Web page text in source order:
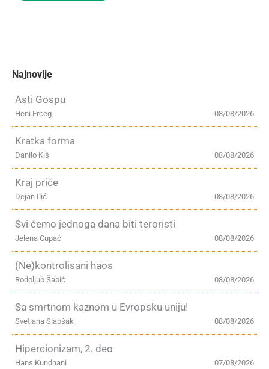
Najnovije
Asti Gospu
08/08/2026
Heni Erceg
Kratka forma
08/08/2026
Danilo Kiš
Kraj priče
08/08/2026
Dejan Ilić
Svi ćemo jednoga dana biti teroristi
08/08/2026
Jelena Cupać
(Ne)kontrolisani haos
08/08/2026
Rodoljub Šabić
Sa smrtnom kaznom u Evropsku uniju!
08/08/2026
Svetlana Slapšak
Hipercionizam, 2. deo
07/08/2026
Hans Kundnani